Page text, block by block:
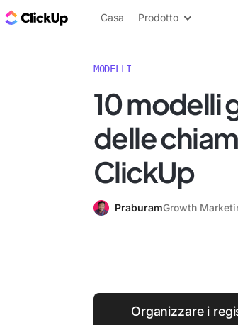
Blog di ClickUp
Casa Prodotto
MODELLI
10 modelli
delle
ClickUp
PraburamGrowth
Organizzare i